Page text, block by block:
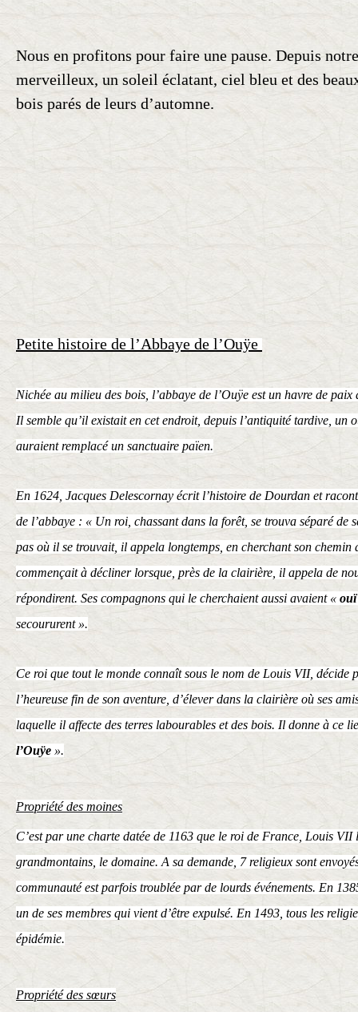
Nous en profitons pour faire une pause. Depuis
merveilleux, un soleil éclatant, ciel bleu et des
bois parés de leurs d’automne.
Petite histoire de l’Abbaye de l’Ouÿe
Nichée au milieu des bois, l’abbaye de l’Ouÿe est un havre de paix
Il semble qu’il existait en cet endroit, depuis l’antiquité tardive, un
auraient remplacé un sanctuaire païen.
En 1624, Jacques Delescornay écrit l’histoire de Dourdan et
de l’abbaye : « Un roi, chassant dans la forêt, se trouva séparé de
pas où il se trouvait, il appela longtemps, en cherchant son chemin
commençait à décliner lorsque, près de la clairière, il appela de
répondirent. Ses compagnons qui le cherchaient aussi avaient « ouï
secoururent ».
Ce roi que tout le monde connaît sous le nom de Louis VII, décide
l’heureuse fin de son aventure, d’élever dans la clairière où ses
laquelle il affecte des terres labourables et des bois. Il donne à ce
l’Ouÿe ».
Propriété des moines
C’est par une charte datée de 1163 que le roi de France, Louis
grandmontains , le domaine. A sa demande, 7 religieux sont
communauté est parfois troublée par de lourds événements. En
un de ses membres qui vient d’être expulsé. En 1493, tous les
épidémie.
Propriété des sœurs